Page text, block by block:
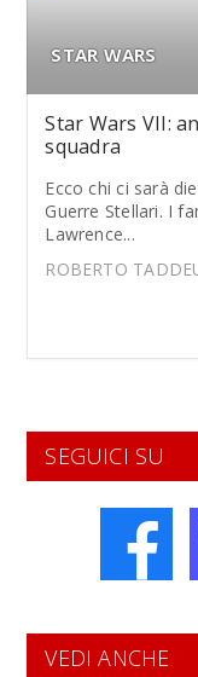
STAR WARS
Star Wars VII:
squadra
Ecco chi ci sarà
Guerre Stellari. I
Lawrence...
ROBERTO
SEGUICI SU
VEDI ANCHE